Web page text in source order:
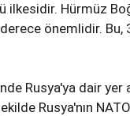
Hürmüz
önemlidir.
Rusya'ya dair yer
Rusya'nın